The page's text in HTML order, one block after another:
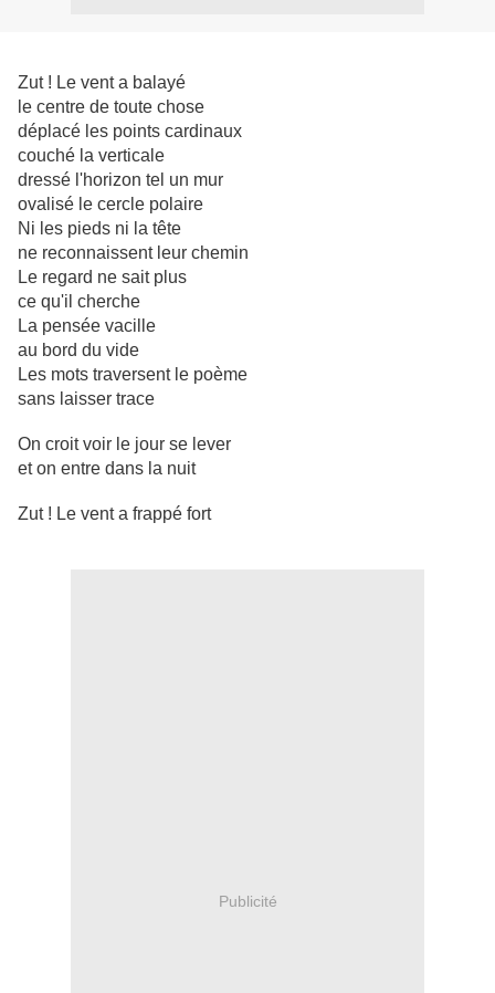
Zut ! Le vent a balayé
le centre de toute chose
déplacé les points cardinaux
couché la verticale
dressé l'horizon tel un mur
ovalisé le cercle polaire
Ni les pieds ni la tête
ne reconnaissent leur chemin
Le regard ne sait plus
ce qu'il cherche
La pensée vacille
au bord du vide
Les mots traversent le poème
sans laisser trace
On croit voir le jour se lever
et on entre dans la nuit
Zut ! Le vent a frappé fort
Publicité